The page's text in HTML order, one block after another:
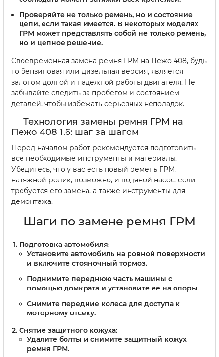
Проверяйте не только ремень, но и состояние
цепи, если такая имеется. В некоторых моделях
ГРМ может представлять собой не только ремень,
но и цепное решение.
Своевременная замена ремня ГРМ на Пежо 408, будь
то бензиновая или дизельная версия, является
залогом долгой и надежной работы двигателя. Не
забывайте следить за пробегом и состоянием
деталей, чтобы избежать серьезных неполадок.
Технология замены ремня ГРМ на
Пежо 408 1.6: шаг за шагом
Перед началом работ рекомендуется подготовить
все необходимые инструменты и материалы.
Убедитесь, что у вас есть новый ремень ГРМ,
натяжной ролик, возможно, и водяной насос, если
требуется его замена, а также инструменты для
демонтажа.
Шаги по замене ремня ГРМ
Подготовка автомобиля:
Установите автомобиль на ровной поверхности
и включите стояночный тормоз.
Поднимите переднюю часть машины с
помощью домкрата и установите ее на опоры.
Снимите передние колеса для доступа к
моторному отсеку.
Снятие защитного кожуха:
Удалите болты и снимите защитный кожух
ремня ГРМ.